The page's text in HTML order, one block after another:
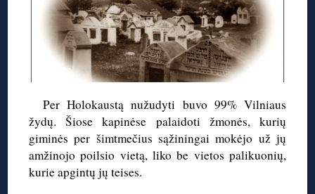
Per Holokaustą nužudyti buvo 99% Vilniaus
žydų. Šiose kapinėse palaidoti žmonės, kurių
giminės per šimtmečius sąžiningai mokėjo už jų
amžinojo poilsio vietą, liko be vietos palikuonių,
kurie apgintų jų teises.